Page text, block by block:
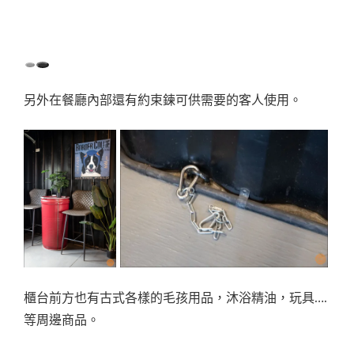
另外在餐廳內部還有約束鍊可供需要的客人使用。
櫃台前方也有古式各樣的毛孩用品，沐浴精油，玩具….
等周邊商品。